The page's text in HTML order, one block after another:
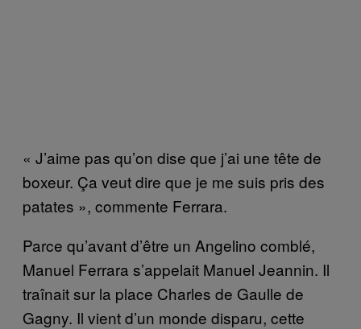
« J’aime pas qu’on dise que j’ai une tête de
boxeur. Ça veut dire que je me suis pris des
patates », commente Ferrara.
Parce qu’avant d’être un Angelino comblé,
Manuel Ferrara s’appelait Manuel Jeannin. Il
traînait sur la place Charles de Gaulle de
Gagny. Il vient d’un monde disparu, cette